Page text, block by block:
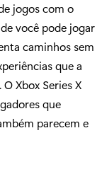
jogos com o
você pode jogar
caminhos sem
que a
Xbox Series X
que
parecem e